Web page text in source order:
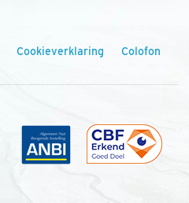
Cookieverklaring Colofon